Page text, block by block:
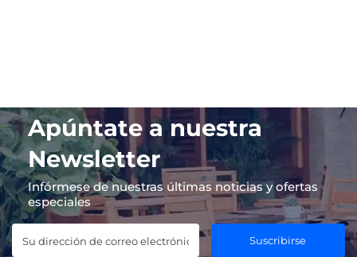
Apúntate a nuestra
Newsletter
Infórmese de nuestras últimas noticias y ofertas
especiales
Suscribirse